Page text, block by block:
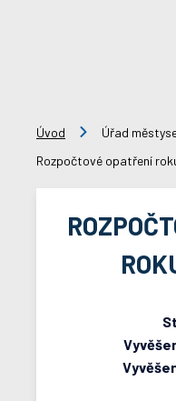
Úvod Úřad
Rozpočtové opatření